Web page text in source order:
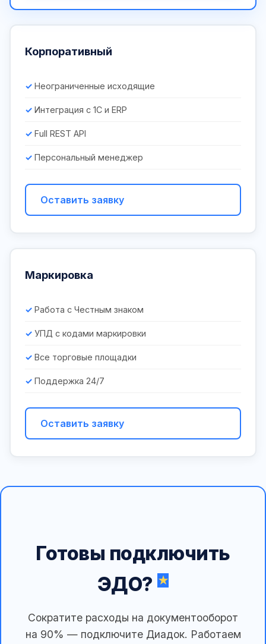
Корпоративный
Неограниченные исходящие
Интеграция с 1С и ERP
Full REST API
Персональный менеджер
Оставить заявку
Маркировка
Работа с Честным знаком
УПД с кодами маркировки
Все торговые площадки
Поддержка 24/7
Оставить заявку
Готовы подключить
ЭДО?
Сократите расходы на документооборот
на 90% — подключите Диадок. Работаем